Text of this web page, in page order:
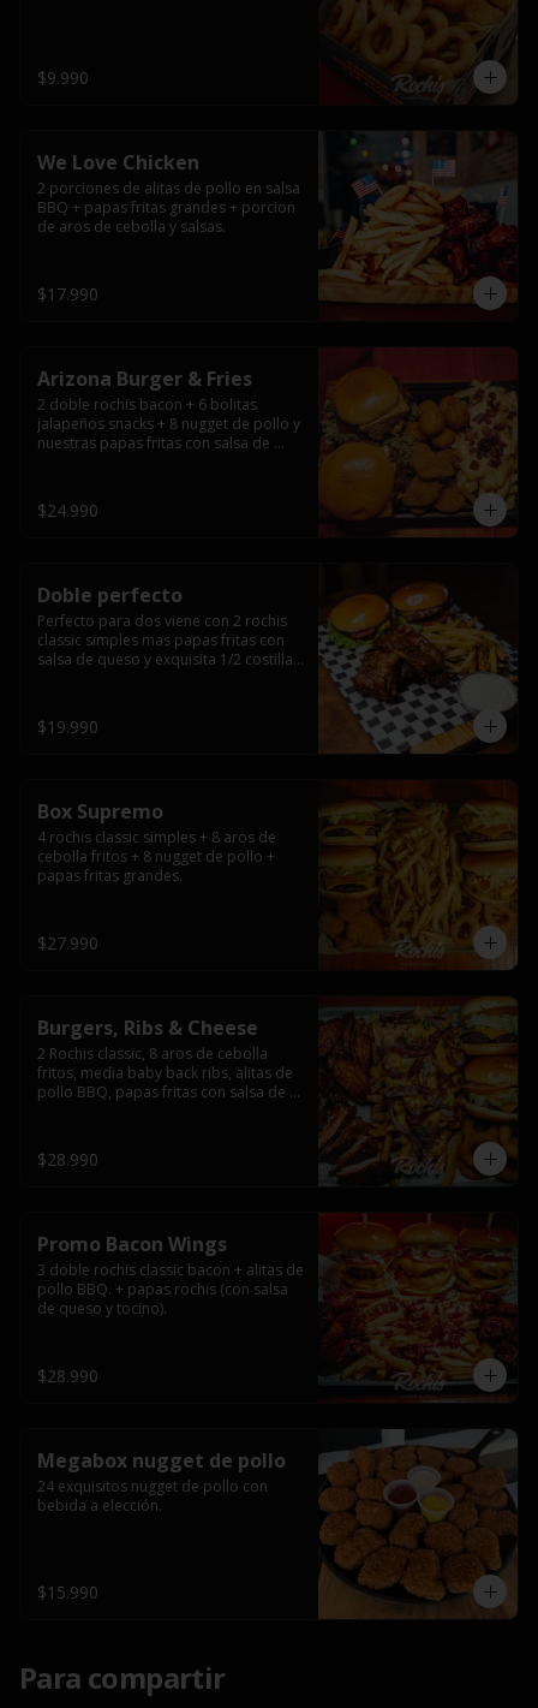
$9.990
We Love Chicken
2 porciones de alitas de pollo en salsa
BBQ + papas fritas grandes + porcion
de aros de cebolla y salsas.
$17.990
Arizona Burger & Fries
2 doble rochis bacon + 6 bolitas
jalapeños snacks + 8 nugget de pollo y
nuestras papas fritas con salsa de
$24.990
Doble perfecto
Perfecto para dos viene con 2 rochis
classic simples mas papas fritas con
salsa de queso y exquisita 1/2 costilla
$19.990
Box Supremo
4 rochis classic simples + 8 aros de
cebolla fritos + 8 nugget de pollo +
papas fritas grandes.
$27.990
Burgers, Ribs & Cheese
2 Rochis classic, 8 aros de cebolla
fritos, media baby back ribs, alitas de
pollo BBQ, papas fritas con salsa de
$28.990
Promo Bacon Wings
3 doble rochis classic bacon + alitas de
pollo BBQ. + papas rochis (con salsa
de queso y tocino).
$28.990
Megabox nugget de pollo
24 exquisitos nugget de pollo con
bebida a elección.
$15.990
Para compartir